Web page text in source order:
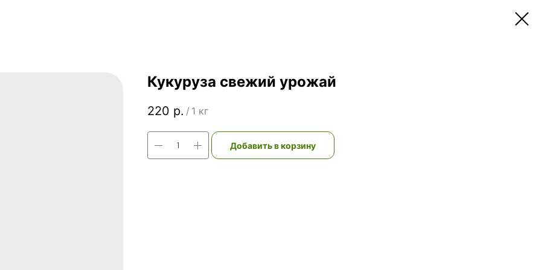
Кукуруза свежий урожай
220 р. / 1 кг
Добавить в корзину